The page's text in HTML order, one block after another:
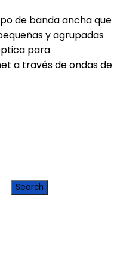
de banda ancha que
y agrupadas
para
a través de ondas de